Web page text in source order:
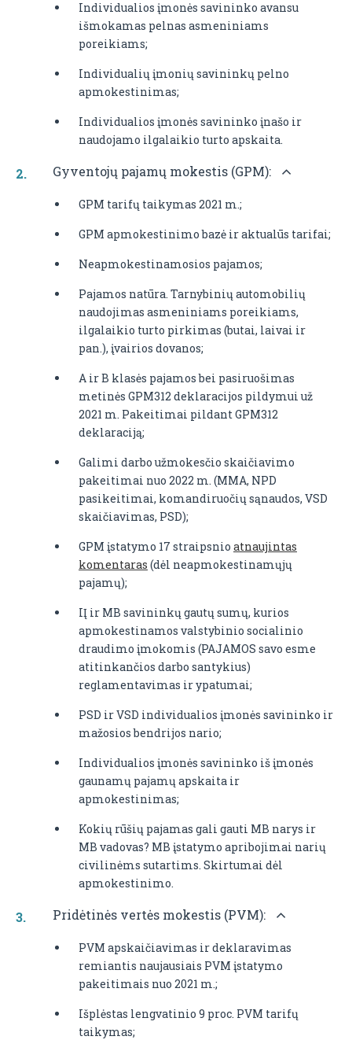
Individualios įmonės savininko avansu
išmokamas pelnas asmeniniams
poreikiams;
Individualių įmonių savininkų pelno
apmokestinimas;
Individualios įmonės savininko įnašo ir
naudojamo ilgalaikio turto apskaita.
Gyventojų pajamų mokestis (GPM):
GPM tarifų taikymas 2021 m.;
GPM apmokestinimo bazė ir aktualūs tarifai;
Neapmokestinamosios pajamos;
Pajamos natūra. Tarnybinių automobilių
naudojimas asmeniniams poreikiams,
ilgalaikio turto pirkimas (butai, laivai ir
pan.), įvairios dovanos;
A ir B klasės pajamos bei pasiruošimas
metinės GPM312 deklaracijos pildymui už
2021 m. Pakeitimai pildant GPM312
deklaraciją;
Galimi darbo užmokesčio skaičiavimo
pakeitimai nuo 2022 m. (MMA, NPD
pasikeitimai, komandiruočių sąnaudos, VSD
skaičiavimas, PSD);
GPM įstatymo 17 straipsnio atnaujintas
komentaras (dėl neapmokestinamųjų
pajamų);
IĮ ir MB savininkų gautų sumų, kurios
apmokestinamos valstybinio socialinio
draudimo įmokomis (PAJAMOS savo esme
atitinkančios darbo santykius)
reglamentavimas ir ypatumai;
PSD ir VSD individualios įmonės savininko ir
mažosios bendrijos nario;
Individualios įmonės savininko iš įmonės
gaunamų pajamų apskaita ir
apmokestinimas;
Kokių rūšių pajamas gali gauti MB narys ir
MB vadovas? MB įstatymo apribojimai narių
civilinėms sutartims. Skirtumai dėl
apmokestinimo.
Pridėtinės vertės mokestis (PVM):
PVM apskaičiavimas ir deklaravimas
remiantis naujausiais PVM įstatymo
pakeitimais nuo 2021 m.;
Išplėstas lengvatinio 9 proc. PVM tarifų
taikymas;